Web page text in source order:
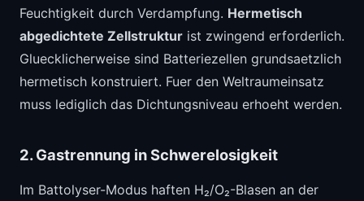
Feuchtigkeit durch Verdampfung. Hermetisch
abgedichtete Zellstruktur ist zwingend erforderlich.
Gluecklicherweise sind Batteriezellen grundsaetzlich
hermetisch konstruiert. Fuer den Weltraumeinsatz
muss lediglich das Dichtungsniveau erhoeht werden.
2. Gastrennung in Schwerelosigkeit
Im Battolyser-Modus haften H₂/O₂-Blasen an der